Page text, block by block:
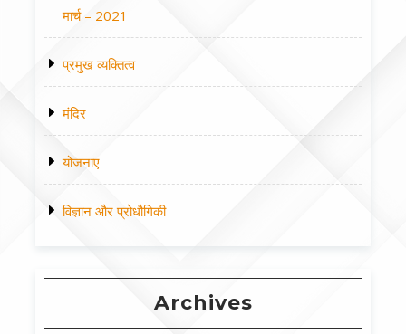
मार्च – 2021
प्रमुख व्यक्तित्व
मंदिर
योजनाए
विज्ञान और प्रोधौगिकी
Archives